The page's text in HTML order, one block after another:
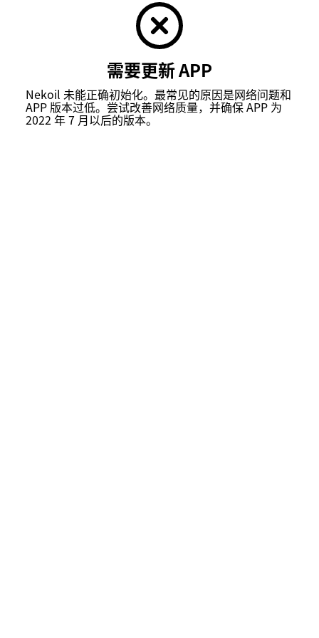
需要更新 APP
Nekoil 未能正确初始化。最常见的原因是网络问题和
APP 版本过低。尝试改善网络质量，并确保 APP 为
2022 年 7 月以后的版本。